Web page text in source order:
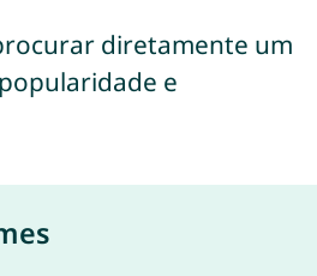
diretamente um
e